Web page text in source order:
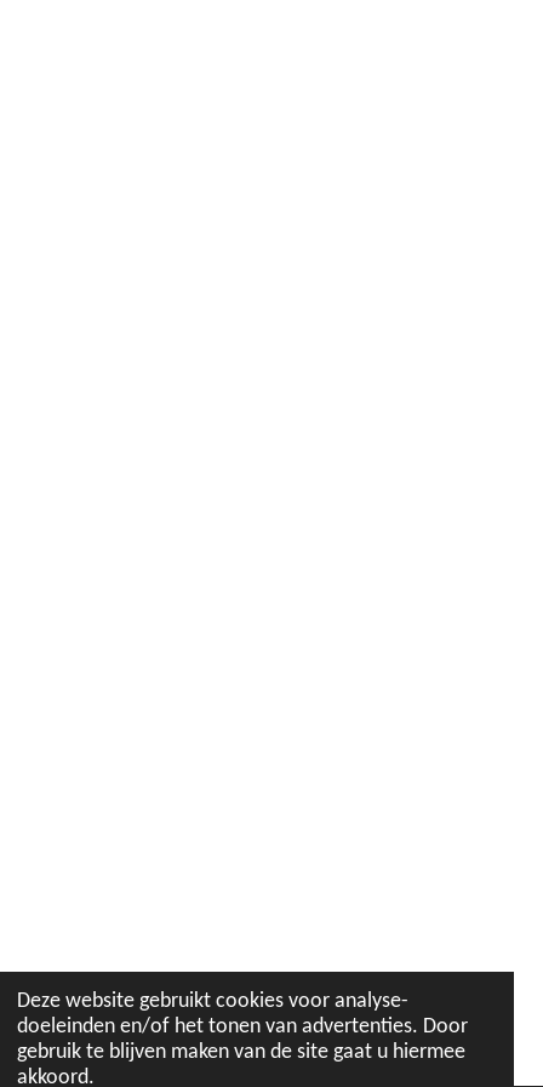
Deze website gebruikt cookies voor analyse-
doeleinden en/of het tonen van advertenties. Door
gebruik te blijven maken van de site gaat u hiermee
akkoord.